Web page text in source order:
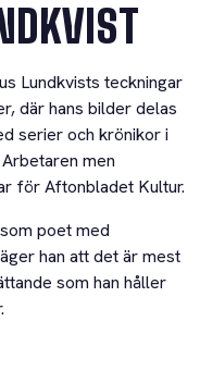
Lundkvists teckningar
där hans bilder delas
serier och krönikor i
men
för Aftonbladet Kultur.
poet med
han att det är mest
som han håller